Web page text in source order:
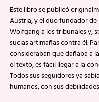
Este libro se publicó
Austria, y el dúo fundador
Wolfgang a los tribunales y,
sucias artimañas contra él.
consideraban que dañaba a
el texto, es fácil llegar a la
Todos sus seguidores ya
humanos, con sus